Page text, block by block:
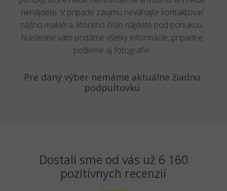
nenájdete. V prípade záujmu neváhajte kontaktovať
nášho makléra, ktorého číslo nájdete pod ponukou.
Následne vám podáme všetky informácie, prípadne
pošleme aj fotografie.
Pre daný výber nemáme aktuálne žiadnu
podpultovku
Dostali sme od vás už 6 160
pozitívnych recenzií